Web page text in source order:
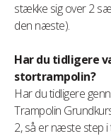
stække sig over 2
den næste).
Har du tidligere
stortrampolin?
Har du tidligere
Trampolin
2, så er næste step